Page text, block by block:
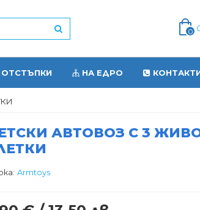
0
ОТСТЪПКИ НА ЕДРО
АВТОВОЗ С 3
Armtoys